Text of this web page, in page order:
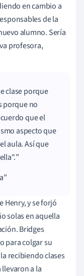
en cambio a
de la
alumno. Sería
profesora,
clase porque
porque no
que el
aspecto que
aula. Así que
Henry, y se forjó
solas en aquella
Bridges
para colgar su
recibiendo clases
a la